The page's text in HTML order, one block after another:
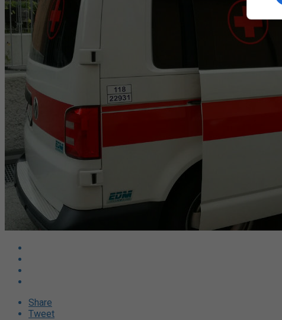
Share
Tweet